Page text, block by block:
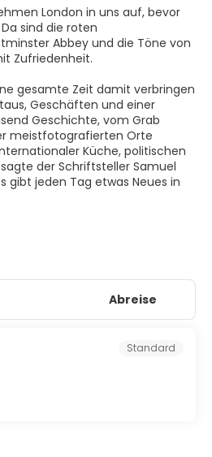
London in uns auf, bevor
sind die roten
Abbey und die Töne von
Zufriedenheit.
gesamte Zeit damit verbringen
Geschäften und einer
Geschichte, vom Grab
meistfotografierten Orte
Küche, politischen
der Schriftsteller Samuel
gibt jeden Tag etwas Neues in
Abreise
Standard